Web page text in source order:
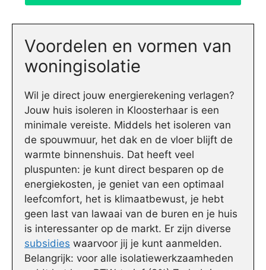
Voordelen en vormen van
woningisolatie
Wil je direct jouw energierekening verlagen?
Jouw huis isoleren in Kloosterhaar is een
minimale vereiste. Middels het isoleren van
de spouwmuur, het dak en de vloer blijft de
warmte binnenshuis. Dat heeft veel
pluspunten: je kunt direct besparen op de
energiekosten, je geniet van een optimaal
leefcomfort, het is klimaatbewust, je hebt
geen last van lawaai van de buren en je huis
is interessanter op de markt. Er zijn diverse
subsidies waarvoor jij je kunt aanmelden.
Belangrijk: voor alle isolatiewerkzaamheden